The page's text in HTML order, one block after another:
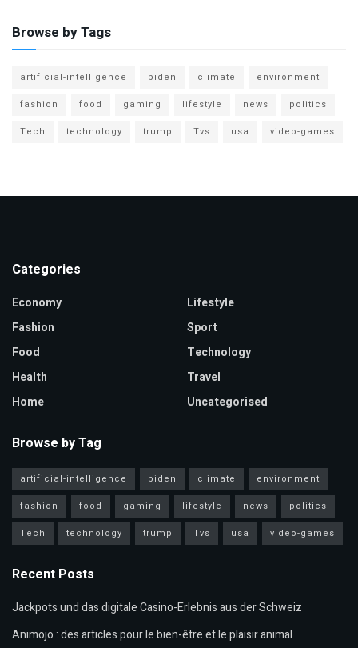
Browse by Tags
artificial-intelligence biden climate
environment
fashion
food gaming lifestyle news
politics
Tech
technology trump Tvs usa video-games
Categories
Economy
Fashion
Food
Health
Home
Lifestyle
Sport
Technology
Travel
Uncategorised
Browse by Tag
artificial-intelligence biden climate
environment
fashion
food gaming lifestyle news
politics
Tech
technology trump Tvs usa video-games
Recent Posts
Jackpots und das digitale Casino-Erlebnis aus der Schweiz
Animojo : des articles pour le bien-être et le plaisir animal